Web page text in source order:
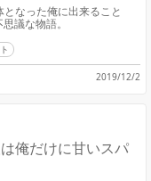
なった俺に出来ること
議な物語。
2019/12/2
俺だけに甘いスパ